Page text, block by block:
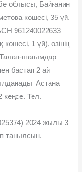
облысы, Байғанин
көшесі, 35 үй.
961240022633
1 үй), өзінің
шағымдар
бастап 2 ай
Астана
кеңсе. Тел.
2024 жылы 3
танылсын.